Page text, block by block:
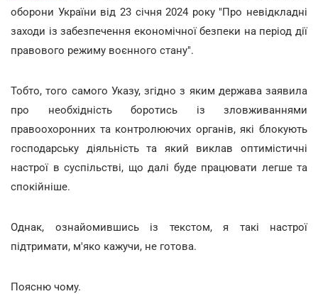
оборони України від 23 січня 2024 року "Про невідкладні
заходи із забезпечення економічної безпеки на період дії
правового режиму воєнного стану".
Тобто, того самого Указу, згідно з яким держава заявила
про необхідність боротись із зловживаннями
правоохоронних та контролюючих органів, які блокують
господарську діяльність та який виклав оптимістичні
настрої в суспільстві, що далі буде працювати легше та
спокійніше.
Однак, ознайомившись із текстом, я такі настрої
підтримати, м'яко кажучи, не готова.
Поясню чому.